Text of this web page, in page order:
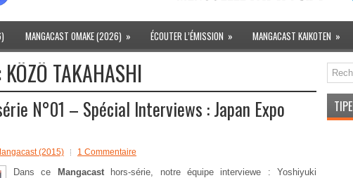
MANGACAST OMAKE (2026) » ÉCOUTER L’ÉMISSION » MANGACAST KAIKOTEN »
KÔZÔ TAKAHASHI
N°01 – Spécial Interviews : Japan Expo
(2015) 1 Commentaire
Dans ce Mangacast
hors-série, notre équipe interviewe : Yoshiyuki